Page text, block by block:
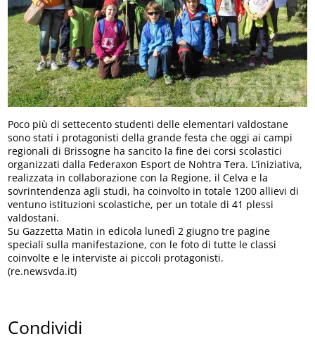
Poco più di settecento studenti delle elementari valdostane
sono stati i protagonisti della grande festa che oggi ai campi
regionali di Brissogne ha sancito la fine dei corsi scolastici
organizzati dalla Federaxon Esport de Nohtra Tera. L’iniziativa,
realizzata in collaborazione con la Regione, il Celva e la
sovrintendenza agli studi, ha coinvolto in totale 1200 allievi di
ventuno istituzioni scolastiche, per un totale di 41 plessi
valdostani.
Su Gazzetta Matin in edicola lunedì 2 giugno tre pagine
speciali sulla manifestazione, con le foto di tutte le classi
coinvolte e le interviste ai piccoli protagonisti.
(re.newsvda.it)
Condividi